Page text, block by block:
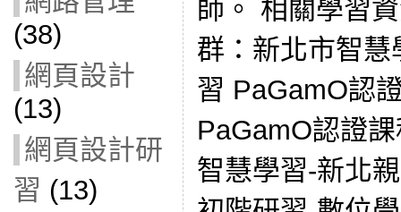
(38)
網頁設計
(13)
網頁設計研
習 (13)
師。 相關學習
群：新北市智
習 PaGamO認
PaGamO認證
智慧學習-新北